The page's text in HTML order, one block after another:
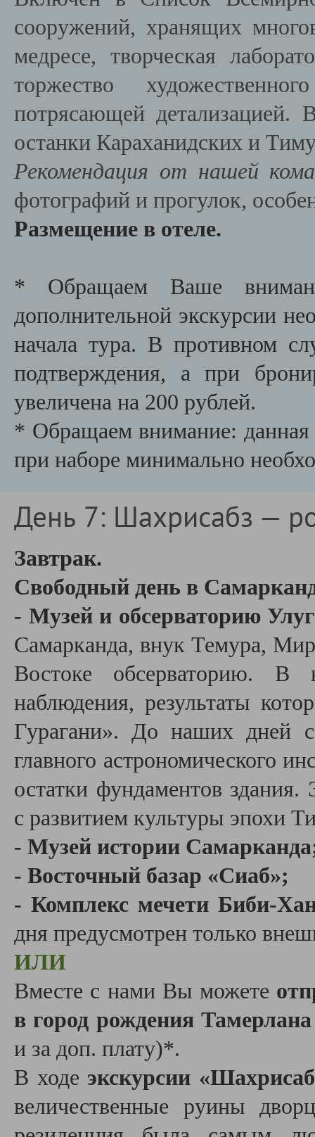
сооружений, хранящих
медресе, творческая
торжество
потрясающей детализацией.
останки Караханидских и
Рекомендация от нашей
фотографий и прогулок,
Размещение в отеле.
* Обращаем Ваше
дополнительной экскурсии
начала тура. В противном
подтверждения, а при
увеличена на 200 рублей.
* Обращаем внимание: данная
при наборе минимально
День 7: Шахрисабз —
Завтрак.
Свободный день в
- Музей и обсерваторию
Самарканда, внук Темура,
Востоке обсерваторию. В
наблюдения, результаты
Гурагани». До наших дней
главного астрономического
остатки фундаментов здания.
с развитием культуры эпохи
- Музей истории
- Восточный базар «Сиаб»;
- Комплекс мечети Биби-
дня предусмотрен только
ИЛИ
Вместе с нами Вы можете
в город рождения
и за доп. плату)*.
В ходе экскурсии
величественные руины